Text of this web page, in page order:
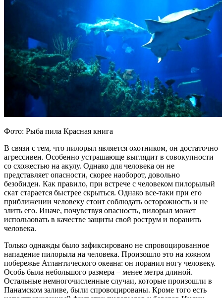
Фото: Рыба пила Красная книга
В связи с тем, что пилорыл является охотником, он достаточно
агрессивен. Особенно устрашающе выглядит в совокупности
со схожестью на акулу. Однако для человека он не
представляет опасности, скорее наоборот, довольно
безобиден. Как правило, при встрече с человеком пилорылый
скат старается быстрее скрыться. Однако все-таки при его
приближении человеку стоит соблюдать осторожность и не
злить его. Иначе, почувствуя опасность, пилорыл может
использовать в качестве защиты свой рострум и поранить
человека.
Только однажды было зафиксировано не спровоцированное
нападение пилорыла на человека. Произошло это на южном
побережье Атлантического океана: он поранил ногу человеку.
Особь была небольшого размера – менее метра длиной.
Остальные немногочисленные случаи, которые произошли в
Панамском заливе, были спровоцированы. Кроме того есть